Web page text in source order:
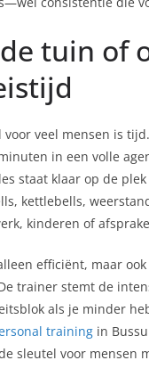
tuin of
veel mensen is
in een volle
staat klaar op de
kettlebells,
kinderen of
efficiënt, maar
trainer stemt de
als je minder
training in
sleutel voor mensen